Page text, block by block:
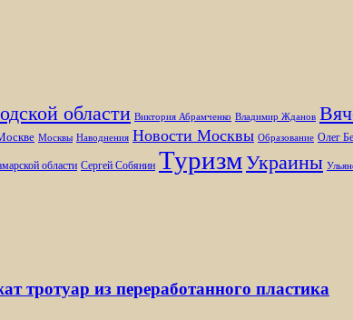
области Виктория Абрамченко Владимир Жданов
Москвы Наводнения Новости Москвы Образование Олег
области Сергей Собянин ТуризмУкраины
тротуар из переработанного пластика